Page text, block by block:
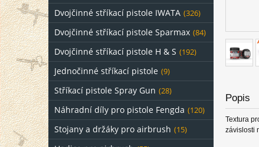
Dvojčinné stříkací pistole IWATA (326)
Dvojčinné stříkací pistole Sparmax (84)
Dvojčinné stříkací pistole H & S (192)
Jednočinné stříkací pistole (9)
Stříkací pistole Spray Gun (28)
Náhradní díly pro pistole Fengda (120)
Stojany a držáky pro airbrush (15)
Popis
Textura
závislosti